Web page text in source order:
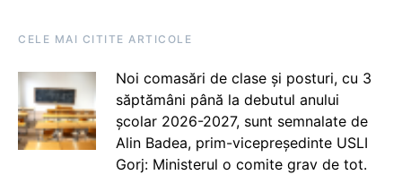
CELE MAI CITITE ARTICOLE
Noi comasări de clase și posturi, cu 3
săptămâni până la debutul anului
școlar 2026-2027, sunt semnalate de
Alin Badea, prim-vicepreședinte USLI
Gorj: Ministerul o comite grav de tot.